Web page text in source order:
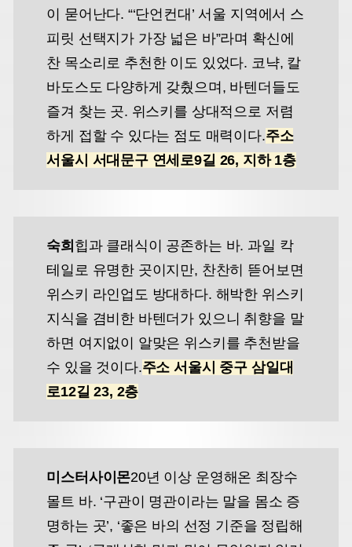
이 묻어난다. “‘단언컨대’ 서울 지역에서 스
피릿 선택지가 가장 넓은 바”라며 확신에
찬 목소리로 추천한 이도 있었다. 코냑, 칼
바도스도 다양하게 갖췄으며, 바텐더들도
즐겨 찾는 곳. 위스키를 상대적으로 저렴
하게 접할 수 있다는 점도 매력이다.주소
서울시 서대문구 연세로9길 26, 지하 1층
숙희 힙과 클래식이 공존하는 바. 과일 칵
테일로 유명한 곳이지만, 찬찬히 뜯어보면
위스키 라인업도 방대하다. 해박한 위스키
지식을 겸비한 바텐더가 있으니 취향을 말
하면 여지없이 알맞은 위스키를 추천받을
수 있을 것이다.주소 서울시 중구 삼일대
로12길 23, 2층
미스터사이몬20년 이상 운영해온 최장수
몰트 바. ‘구관이 명관이라는 말을 몸소 증
명하는 곳’, ‘좋은 바의 선정 기준을 정립해